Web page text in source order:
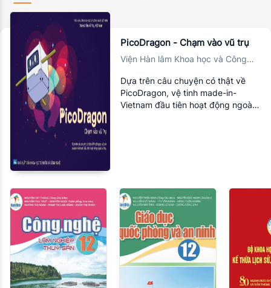
PicoDragon - Chạm vào vũ trụ
Viện Hàn lâm Khoa học và Công
Việt Nam
Dựa trên câu chuyện có thật về
PicoDragon, vệ tinh made-in-
Vietnam đầu tiên hoạt động ngoài